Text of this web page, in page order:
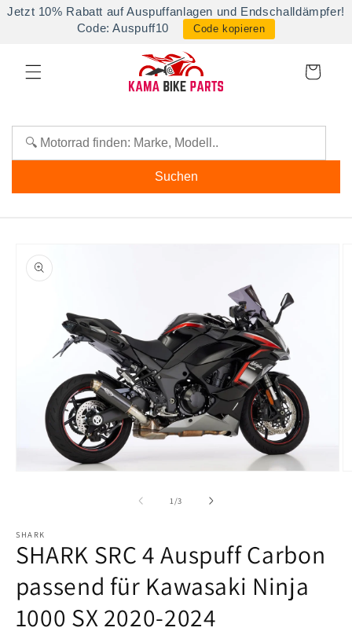
Jetzt 10% Rabatt auf Auspuffanlagen und Endschalldämpfer!
Code: Auspuff10
Code kopieren
Direkt
zum
Warenkorb
Suchen
1/von
3
SHARK
SHARK SRC 4 Auspuff Carbon
passend für Kawasaki Ninja
1000 SX 2020-2024